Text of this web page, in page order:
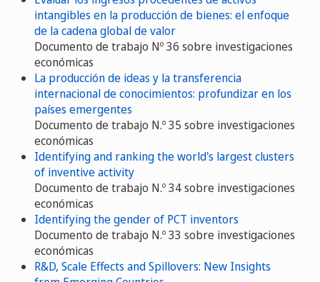
intangibles en la producción de bienes: el enfoque
de la cadena global de valor
Documento de trabajo Nº 36 sobre investigaciones
económicas
La producción de ideas y la transferencia
internacional de conocimientos: profundizar en los
países emergentes
Documento de trabajo N.º 35 sobre investigaciones
económicas
Identifying and ranking the world's largest clusters
of inventive activity
Documento de trabajo N.º 34 sobre investigaciones
económicas
Identifying the gender of PCT inventors
Documento de trabajo N.º 33 sobre investigaciones
económicas
R&D, Scale Effects and Spillovers: New Insights